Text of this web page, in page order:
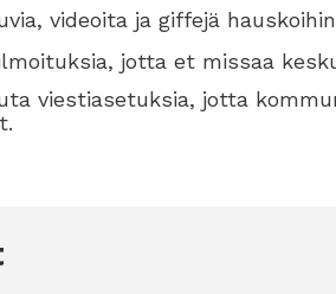
videoita ja giffejä
jotta et missaa
viestiasetuksia, jotta